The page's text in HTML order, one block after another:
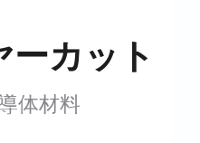
カット
体材料